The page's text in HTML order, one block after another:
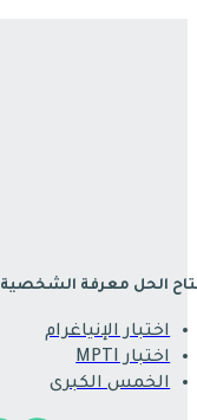
الحل معرفة الشخصية
اختبار الإنياغرام
اختبار MPTI
الخمس الكبرى